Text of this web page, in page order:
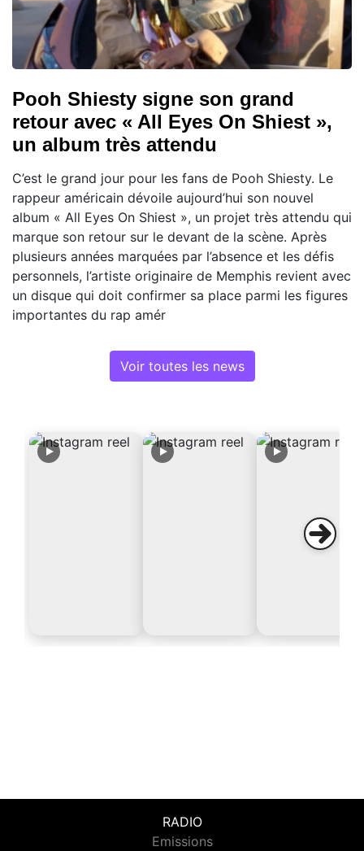
Pooh Shiesty signe son grand
retour avec « All Eyes On Shiest »,
un album très attendu
C’est le grand jour pour les fans de Pooh Shiesty. Le
rappeur américain dévoile aujourd’hui son nouvel
album « All Eyes On Shiest », un projet très attendu qui
marque son retour sur le devant de la scène. Après
plusieurs années marquées par l’absence et les défis
personnels, l’artiste originaire de Memphis revient avec
un disque qui doit confirmer sa place parmi les figures
importantes du rap amér
Voir toutes les news
RADIO
Emissions